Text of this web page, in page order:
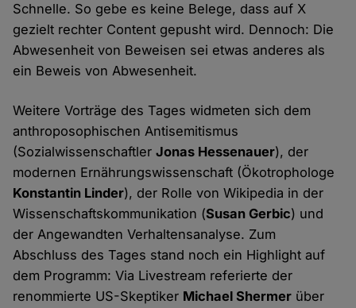
Schnelle. So gebe es keine Belege, dass auf X
gezielt rechter Content gepusht wird. Dennoch: Die
Abwesenheit von Beweisen sei etwas anderes als
ein Beweis von Abwesenheit.
Weitere Vorträge des Tages widmeten sich dem
anthroposophischen Antisemitismus
(SozialwissenschaftlerJonas Hessenauer), der
modernen Ernährungswissenschaft (Ökotrophologe
Konstantin Linder), der Rolle von Wikipedia in der
Wissenschaftskommunikation (Susan Gerbic) und
der Angewandten Verhaltensanalyse. Zum
Abschluss des Tages stand noch ein Highlight auf
dem Programm: Via Livestream referierte der
renommierte US-Skeptiker Michael Shermer über